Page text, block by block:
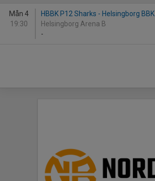
Mån 4
19:30
HBBK P12 Sharks - Helsingborg BBK
Helsingborg Arena B
-